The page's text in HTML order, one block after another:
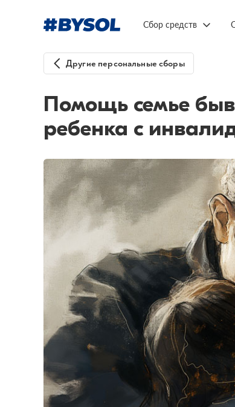
Сбор средств
Другие персональные сборы
Помощь семье
ребенка с